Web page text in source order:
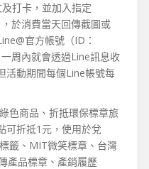
打卡，並加入指定
於消費當天回傳截圖或
官方帳號（ID：
周內就會透過Line訊息收
活動期間每個Line帳號每
色商品、折抵環保標章旅
可折抵1元，使用於兌
籤、MIT微笑標章、台灣
產品標章、產銷履歷